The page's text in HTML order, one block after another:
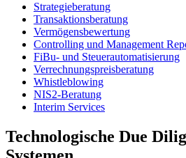
Strategieberatung
Transaktionsberatung
Vermögensbewertung
Controlling und Management
FiBu- und Steuerautomatisierung
Verrechnungspreisberatung
Whistleblowing
NIS2-Beratung
Interim Services
Technologische Due